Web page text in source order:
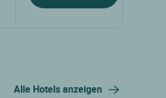
Alle Hotels anzeigen